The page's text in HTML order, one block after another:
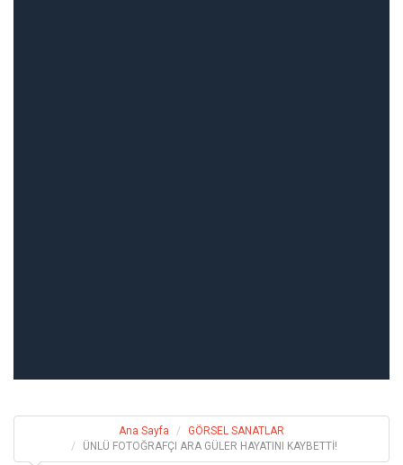
Ana Sayfa
GÖRSEL SANATLAR
ÜNLÜ FOTOĞRAFÇI ARA GÜLER HAYATINI KAYBETTİ!